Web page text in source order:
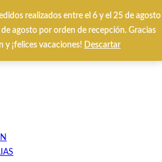
realizados entre el 6 y el 25 de agosto
agosto por orden de recepción. Gracias
¡felices vacaciones! Descartar